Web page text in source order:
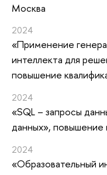
Москва
2024
«Применение
интеллекта для
повышение
2024
«SQL – запросы
данных», повышение
2024
«Образовательный